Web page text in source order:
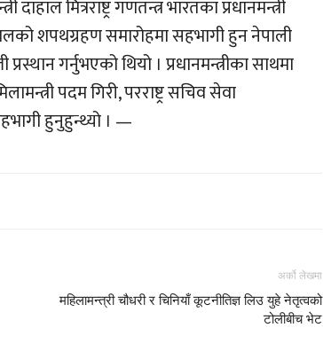
मित्रराष्ट्र गणतन्त्र भारतका प्रधानमन्त्री
शपथग्रहण समारोहमा सहभागी हुन नेपाली
गर्नुभएको थियो । प्रधानमन्त्रीका साथमा
पदम गिरी, परराष्ट्र सचिव सेवा
हुनुहुन्थ्यो । —
अर्को लेखमा
महिलामन्त्री चौधरी र चिनियाँ कूटनीतिज्ञ लिउ युहे नेतृत्वको
टोलीबीच भेट